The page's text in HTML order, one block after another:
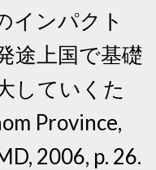
インパクト
途上国で基礎
していくた
Province,
2006, p. 26.